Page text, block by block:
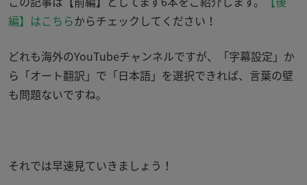
編】はこちらからチェックしてください！
どれも海外のYouTubeチャンネルですが、「字幕設定」か
ら「オート翻訳」で「日本語」を選択できれば、言葉の壁
も問題ないですね。
それでは早速見ていきましょう！